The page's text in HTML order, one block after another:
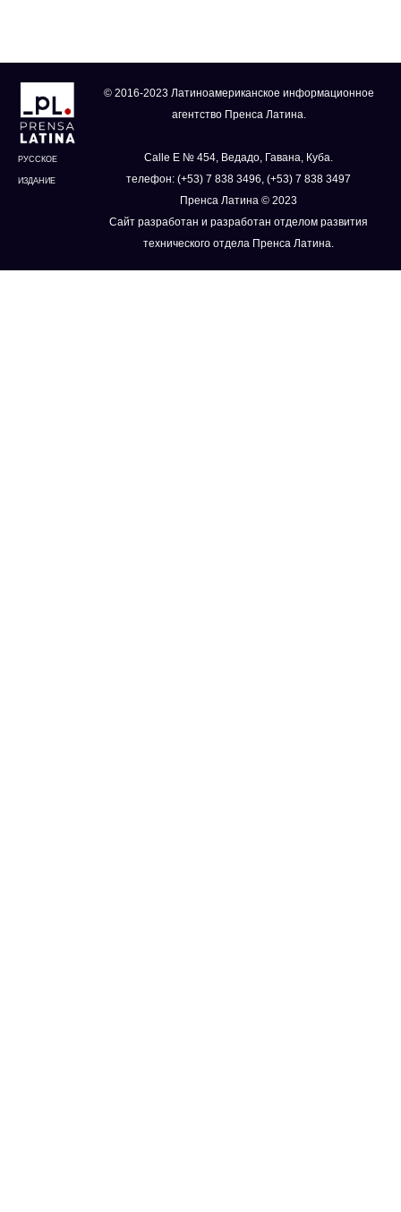
РУССКОЕ
ИЗДАНИЕ
© 2016-2023 Латиноамериканское информационное
агентство Пренса Латина.
Calle E № 454, Ведадо, Гавана, Куба.
телефон: (+53) 7 838 3496, (+53) 7 838 3497
Пренса Латина © 2023
Сайт разработан и разработан отделом развития
технического отдела Пренса Латина.